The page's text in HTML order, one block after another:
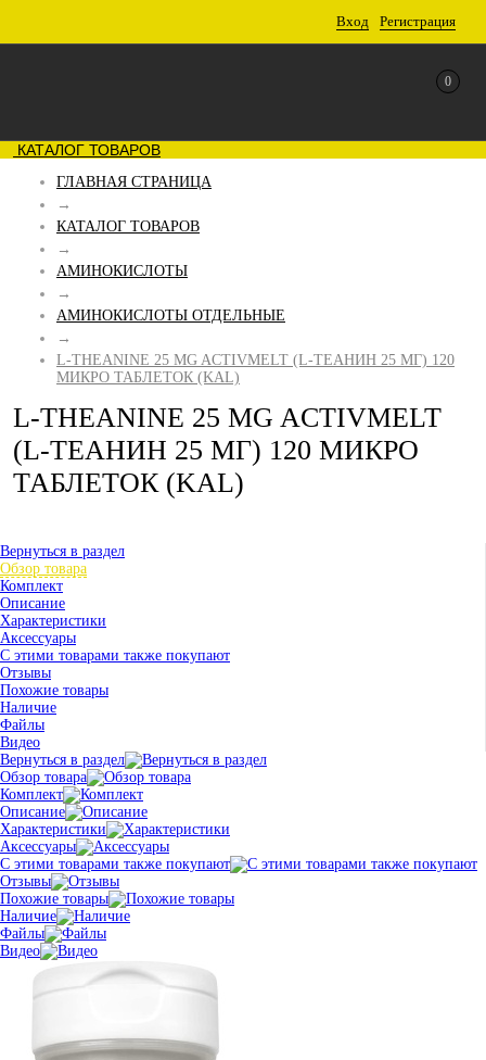
Вход Регистрация
0
КАТАЛОГ ТОВАРОВ
ГЛАВНАЯ СТРАНИЦА
→
КАТАЛОГ ТОВАРОВ
→
АМИНОКИСЛОТЫ
→
АМИНОКИСЛОТЫ ОТДЕЛЬНЫЕ
→
L-THEANINE 25 MG ACTIVMELT (L-ТЕАНИН 25 МГ) 120
МИКРО ТАБЛЕТОК (KAL)
L-THEANINE 25 MG ACTIVMELT
(L-ТЕАНИН 25 МГ) 120 МИКРО
ТАБЛЕТОК (KAL)
Вернуться в раздел
Обзор товара
Комплект
Описание
Характеристики
Аксессуары
С этими товарами также покупают
Отзывы
Похожие товары
Наличие
Файлы
Видео
Вернуться в раздел
Обзор товара
Комплект
Описание
Характеристики
Аксессуары
С этими товарами также покупают
Отзывы
Похожие товары
Наличие
Файлы
Видео